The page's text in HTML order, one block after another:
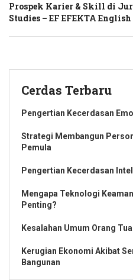
Prospek Karier & Skill di
Studies – EF EFEKTA
Cerdas Terbaru
Pengertian Kecerdasan
Strategi Membangun
Pemula
Pengertian Kecerdasan
Mengapa Teknologi
Penting?
Kesalahan Umum Orang
Kerugian Ekonomi Akibat
Bangunan